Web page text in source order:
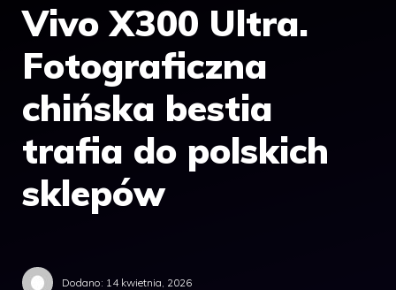
Vivo X300 Ultra.
Fotograficzna
chińska bestia
trafia do polskich
sklepów
Dodano: 14 kwietnia, 2026